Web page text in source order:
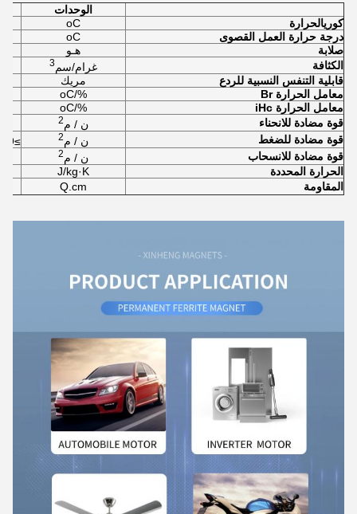
الوحدات
كوريالحرارة
oC
درجة حرارة العمل القصوى
oC
صلابة
هـو
الكثافة
غرام/سم 3
قابلية التنفس النسبية للردع
مريك
معامل الحرارة Br
%/oC
معامل الحرارة iHc
%/oC
قوة مضادة للانحناء
ن / م2
قوة مضادة للضغط ن / م2
≥6.9×10
قوة مضادة للانسحاب
ن / م2
الحرارة المحددة
J/kg·K
المقاومة
Q.cm